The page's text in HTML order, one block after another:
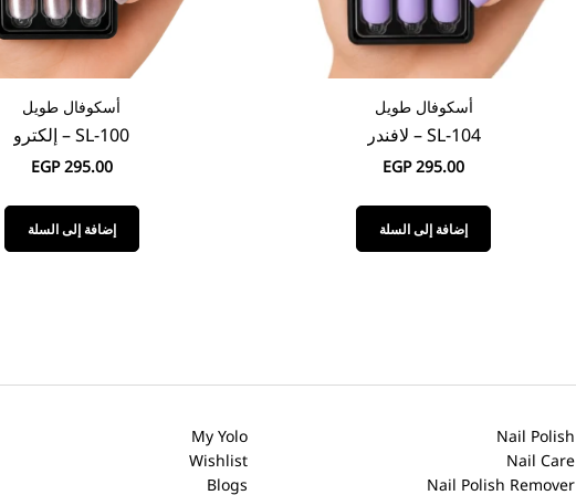
أسكوفال طويل
SL-100 – إلكترو
EGP295.00
إضافة إلى السلة
أوفال
O-100 – كلاود
EGP295.00
إضافة إلى السلة
My Yolo
Wishlist
Blogs
FAQ
Contact Us
Careers